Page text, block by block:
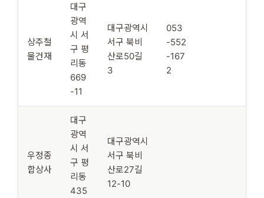
상주철
물건재
대구
광역
시 서
구 평
리동
669
-11
대구광역시
서구 북비
산로50길
3
053
-552
-167
2
우정종
합상사
대구
광역
시 서
구 평
리동
435
대구광역시
서구 북비
산로27길
12-10